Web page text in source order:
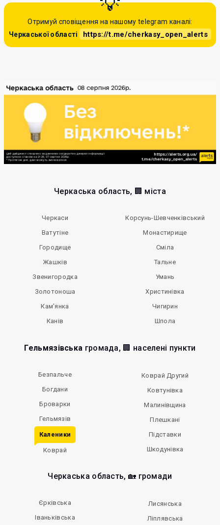
Отримуй сповіщення на нашому telegram каналі:
Черкаської області
https://t.me/cherkasy_open_alerts
Черкаська область, 🏢 міста
Черкаси
Ватутіне
Городище
Жашків
Звенигородка
Золотоноша
Кам'янка
Канів
Корсунь-Шевченківський
Монастирище
Сміла
Тальне
Умань
Христинівка
Чигирин
Шпола
Гельмязівська громада, 🏢 населені пункти
Безпальче
Богдани
Броварки
Гельмязів
Каленики
Коврай
Коврай Другий
Ковтунівка
Малинівщина
Плешкані
Підставки
Шкодунівка
Черкаська область, 🏡 громади
Єрківська
Іваньківська
Лисянська
Ліплявська